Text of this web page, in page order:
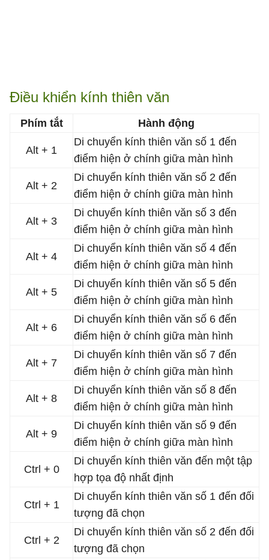
Điều khiển kính thiên văn
Phím tắt Hành động
Alt + 1
Di chuyển kính thiên văn số 1 đến
điểm hiện ở chính giữa màn hình
Alt + 2
Di chuyển kính thiên văn số 2 đến
điểm hiện ở chính giữa màn hình
Alt + 3
Di chuyển kính thiên văn số 3 đến
điểm hiện ở chính giữa màn hình
Alt + 4
Di chuyển kính thiên văn số 4 đến
điểm hiện ở chính giữa màn hình
Alt + 5
Di chuyển kính thiên văn số 5 đến
điểm hiện ở chính giữa màn hình
Alt + 6
Di chuyển kính thiên văn số 6 đến
điểm hiện ở chính giữa màn hình
Alt + 7
Di chuyển kính thiên văn số 7 đến
điểm hiện ở chính giữa màn hình
Alt + 8
Di chuyển kính thiên văn số 8 đến
điểm hiện ở chính giữa màn hình
Alt + 9
Di chuyển kính thiên văn số 9 đến
điểm hiện ở chính giữa màn hình
Ctrl + 0
Di chuyển kính thiên văn đến một tập
hợp tọa độ nhất định
Ctrl + 1
Di chuyển kính thiên văn số 1 đến đối
tượng đã chọn
Ctrl + 2
Di chuyển kính thiên văn số 2 đến đối
tượng đã chọn